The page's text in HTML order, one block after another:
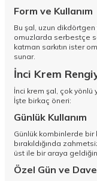
Form ve Kullanım
Bu şal, uzun
omuzlarda serbestçe
katman sarkıtın ister
sunar.
İnci Krem
İnci krem şal, çok yönlü
İşte birkaç öneri:
Günlük Kullanım
Günlük kombinlerde
bırakıldığında
üst ile bir araya
Özel Gün ve